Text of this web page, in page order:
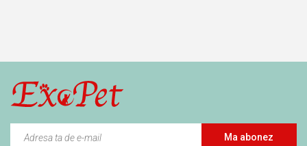
Ma abonez